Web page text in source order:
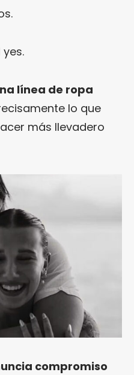
yes.
línea de ropa
lo que
más llevadero
compromiso